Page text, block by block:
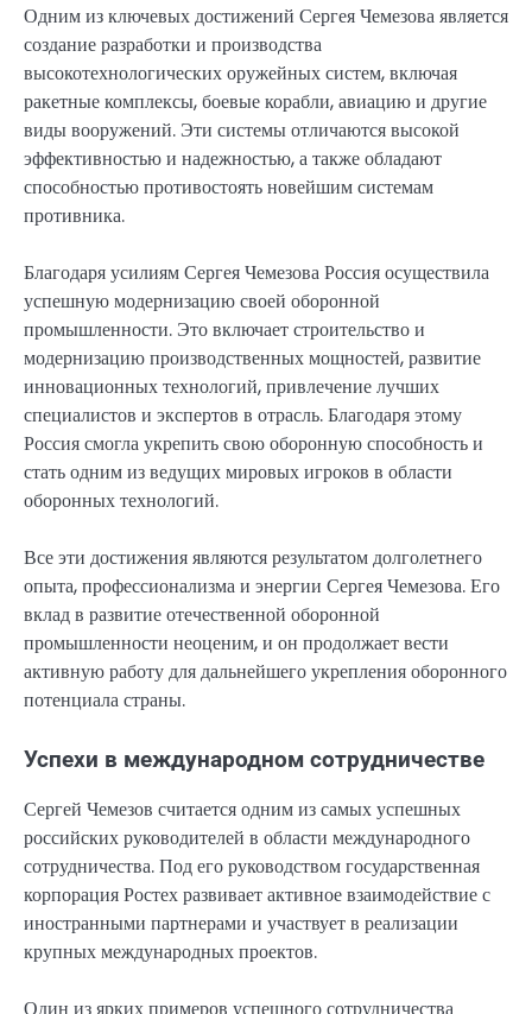
Одним из ключевых достижений Сергея Чемезова является
создание разработки и производства
высокотехнологических оружейных систем, включая
ракетные комплексы, боевые корабли, авиацию и другие
виды вооружений. Эти системы отличаются высокой
эффективностью и надежностью, а также обладают
способностью противостоять новейшим системам
противника.
Благодаря усилиям Сергея Чемезова Россия осуществила
успешную модернизацию своей оборонной
промышленности. Это включает строительство и
модернизацию производственных мощностей, развитие
инновационных технологий, привлечение лучших
специалистов и экспертов в отрасль. Благодаря этому
Россия смогла укрепить свою оборонную способность и
стать одним из ведущих мировых игроков в области
оборонных технологий.
Все эти достижения являются результатом долголетнего
опыта, профессионализма и энергии Сергея Чемезова. Его
вклад в развитие отечественной оборонной
промышленности неоценим, и он продолжает вести
активную работу для дальнейшего укрепления оборонного
потенциала страны.
Успехи в международном сотрудничестве
Сергей Чемезов считается одним из самых успешных
российских руководителей в области международного
сотрудничества. Под его руководством государственная
корпорация Ростех развивает активное взаимодействие с
иностранными партнерами и участвует в реализации
крупных международных проектов.